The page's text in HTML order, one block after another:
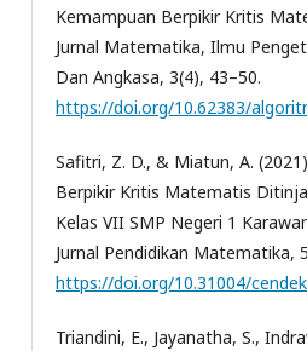
Kemampuan Berpikir Kritis
Jurnal Matematika, Ilmu
Dan Angkasa, 3(4), 43–50.
https://doi.org/10.62383/
Safitri, Z. D., & Miatun, A.
Berpikir Kritis Matematis
Kelas VII SMP Negeri 1
Jurnal Pendidikan Matematika,
https://doi.org/10.31004/
Triandini, E., Jayanatha, S.,